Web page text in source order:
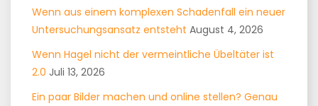
Wenn aus einem komplexen Schadenfall ein neuer
Untersuchungsansatz entsteht August 4, 2026
Wenn Hagel nicht der vermeintliche Übeltäter ist
2.0 Juli 13, 2026
Ein paar Bilder machen und online stellen? Genau